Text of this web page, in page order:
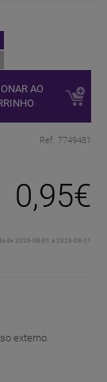
AO
Ref. 7749481
0,95€
de 2026-08-01 a 2026-08-31
externo.